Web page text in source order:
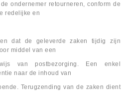
ondernemer retourneren, conform de
redelijke en
dat de geleverde zaken tijdig zijn
middel van een
van postbezorging. Een enkel
naar de inhoud van
Terugzending van de zaken dient